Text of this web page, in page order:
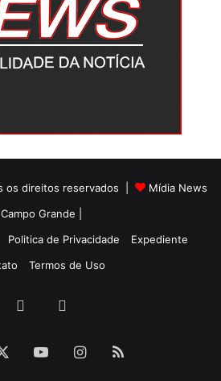
os direitos reservados |
Mídia News
Campo Grande |
Politica de Privacidade
Expediente
Termos de Uso
Facebook
YouTubeInstagram